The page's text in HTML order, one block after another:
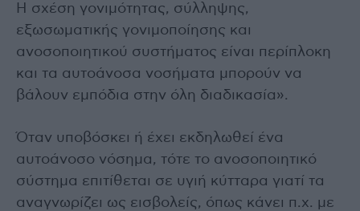
Η σχέση γονιμότητας, σύλληψης,
εξωσωματικής γονιμοποίησης και
ανοσοποιητικού συστήματος είναι περίπλοκη
και τα αυτοάνοσα νοσήματα μπορούν να
βάλουν εμπόδια στην όλη διαδικασία».
Όταν υποβόσκει ή έχει εκδηλωθεί ένα
αυτοάνοσο νόσημα, τότε το ανοσοποιητικό
σύστημα επιτίθεται σε υγιή κύτταρα γιατί τα
αναγνωρίζει ως εισβολείς, όπως κάνει π.χ. με